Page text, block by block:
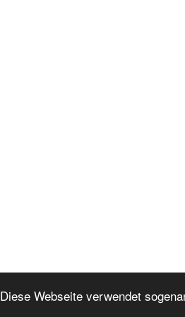
Diese Webseite verwendet